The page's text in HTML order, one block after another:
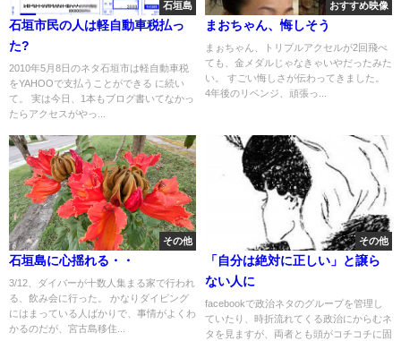
石垣島
石垣市民の人は軽自動車税払っ
た?
2010年5月8日のネタ石垣市は軽自動車税
をYAHOOで支払うことができる に続い
て。 実は今日、1本もブログ書いてなかっ
たらアクセスがやっ...
おすすめ映像
まおちゃん、悔しそう
まぉちゃん、トリプルアクセルが2回飛べ
ても、金メダルじゃなきゃいやだったみた
い。 すごい悔しさが伝わってきました。
4年後のリベンジ、頑張っ...
その他
石垣島に心揺れる・・
3/12、ダイバーが十数人集まる家で行われ
る、飲み会に行った。 かなりダイビング
にはまっている人ばかりで、事情がよくわ
かるのだが、宮古島移住...
その他
「自分は絶対に正しい」と譲ら
ない人に
facebookで政治ネタのグループを管理し
ていたり、時折流れてくる政治にからむネ
タを見ますが、両者とも頭がコチコチに固